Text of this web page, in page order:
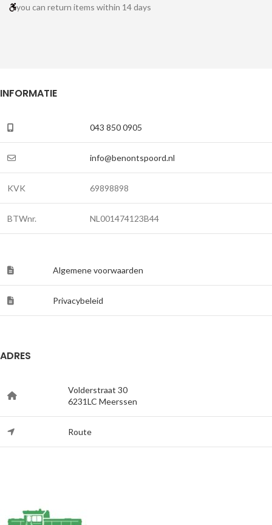
you can return items within 14 days
INFORMATIE
043 850 0905
info@benontspoord.nl
KVK 69898898
BTWnr. NL001474123B44
Algemene voorwaarden
Privacybeleid
ADRES
Volderstraat 30
6231LC Meerssen
Route